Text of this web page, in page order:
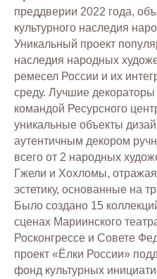
преддверии 2022 года,
культурного наследия
Уникальный проект
наследия народных
ремесел России и их
среду. Лучшие
командой Ресурсного
уникальные объекты
аутентичным декором
всего от 2 народных
Гжели и Хохломы,
эстетику, основанные на
Было создано 15
сценах Мариинского
Росконгрессе и Совете
проект «Ёлки России»
фонд культурных